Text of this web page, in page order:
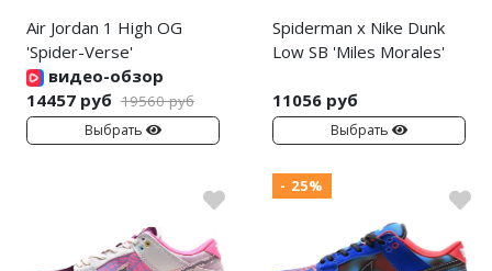
Air Jordan 1 High OG
'Spider-Verse'
видео-обзор
14457 руб 19560 руб
Выбрать
Spiderman x Nike Dunk
Low SB 'Miles Morales'
11056 руб
Выбрать
- 25%